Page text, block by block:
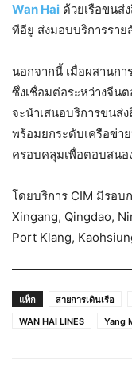
Wan Hai ด้วยเรือขนส่
ทีอียู ส่งมอบบริการรา
นอกจากนี้ เมื่อผสานก
ซึ่งเชื่อมต่อระหว่างจีน
จะนำเสนอบริการขนส่
พร้อมยกระดับเครือข่า
ครอบคลุมเพื่อตอบสนอ
โดยบริการ CIM มีรอบ
Xingang, Qingdao,
Port Klang,
แท็ก สายการเดินเรือ
WAN HAI LINES
Yang